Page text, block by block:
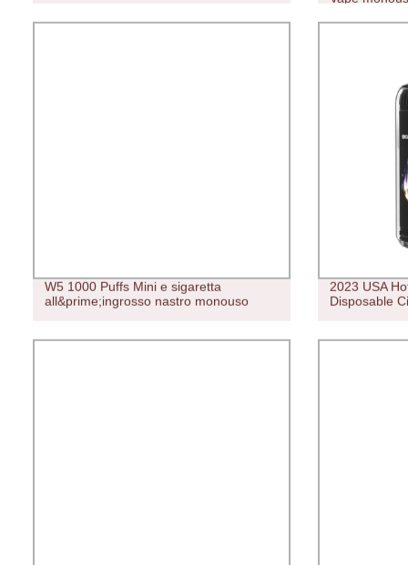
W5 1000 Puffs Mini e sigaretta
all&prime;ingrosso nastro monouso
2023 USA
Disposable